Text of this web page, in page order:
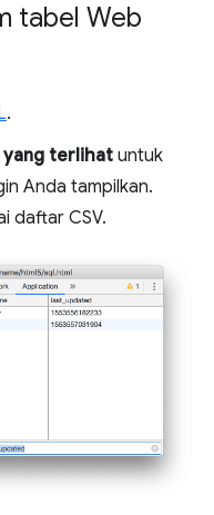
tabel Web
.
yang terlihat untuk
Anda tampilkan.
daftar CSV.